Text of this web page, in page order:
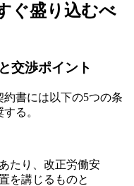
ぐ盛り込むべ
交渉ポイント
書には以下の5つの条
る。
たり、改正労働安
を講じるものと